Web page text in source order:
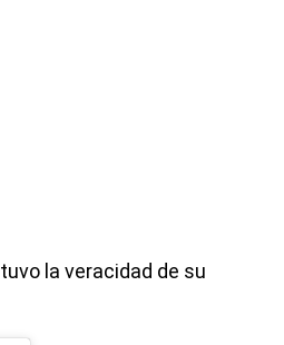
la veracidad de su